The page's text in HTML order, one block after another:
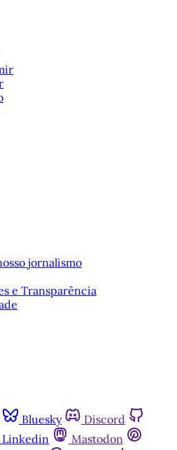
jornalismo
e Transparência
Bluesky
Discord
Linkedin
Mastodon